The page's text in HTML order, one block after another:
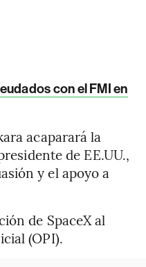
con el FMI en
acaparará la
de EE.UU.,
y el apoyo a
de SpaceX al
(OPI).